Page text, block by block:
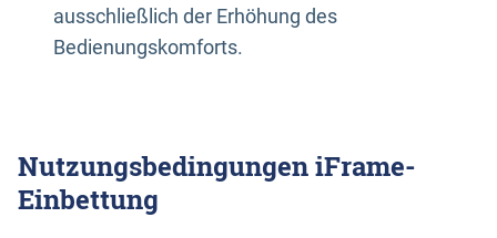
ausschließlich der Erhöhung des
Bedienungskomforts.
Nutzungsbedingungen iFrame-
Einbettung